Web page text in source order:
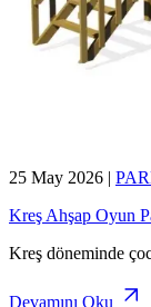
25 May 2026 |
Kreş Ahşap Oyun
Kreş döneminde
Devamını Oku